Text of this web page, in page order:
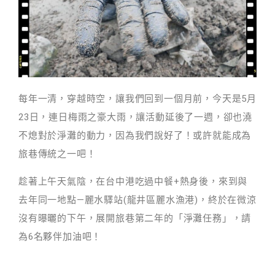
每年一清，穿越時空，讓我們回到一個月前，今天是5月
23日，連日梅雨之豪大雨，讓活動延後了一週，卻也澆
不熄對於淨灘的動力，因為我們說好了！或許就能成為
旅巷傳統之一吧！
趁著上午天氣陰，在台中港吃過中餐+熱身後，來到與
去年同一地點—麗水驛站(龍井區麗水漁港)，終於在微涼
沒有曝曬的下午，展開旅巷第二年的「淨灘任務」，請
為6名夥伴加油吧！